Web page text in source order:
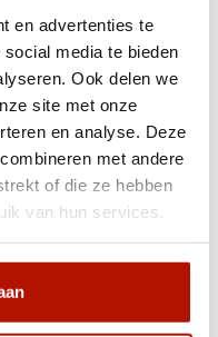
en advertenties te
media te bieden
Ook delen we
site met onze
en analyse. Deze
met andere
of die ze hebben
van hun services.
Vanafprijs
185,-
Incl. btw
Vanafprijs
225,-
Incl. btw